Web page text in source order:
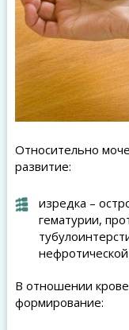
Относительно
развитие:
изредка –
гематурии,
В отношении
формирование: